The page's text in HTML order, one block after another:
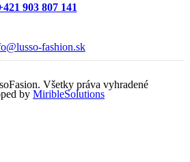
903 807 141
fashion.sk
Všetky práva vyhradené
by MiribleSolutions